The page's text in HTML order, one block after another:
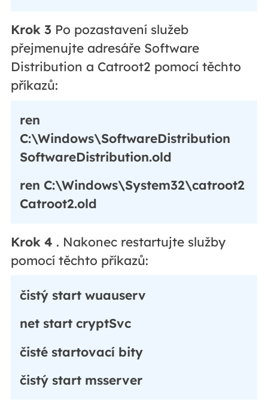
Krok 3Po pozastavení služeb
přejmenujte adresáře Software
Distribution a Catroot2 pomocí těchto
příkazů:
ren
C:\Windows\SoftwareDistribution
SoftwareDistribution.old
ren C:\Windows\System32\catroot2
Catroot2.old
Krok 4 . Nakonec restartujte služby
pomocí těchto příkazů:
čistý start wuauserv
net start cryptSvc
čisté startovací bity
čistý start msserver